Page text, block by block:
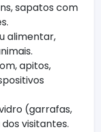
sapatos com
alimentar,
apitos,
(garrafas,
visitantes.